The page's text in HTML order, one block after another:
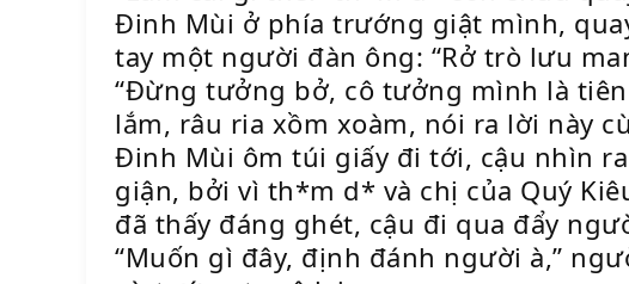
Đinh Mùi ở phía trướng giật mình,
tay một người đàn ông: “Rở trò lưu
“Đừng tưởng bở, cô tưởng mình là
lắm, râu ria xồm xoàm, nói ra lời này
Đinh Mùi ôm túi giấy đi tới, cậu nhìn
giận, bởi vì th*m d* và chị của Quý
đã thấy đáng ghét, cậu đi qua đẩy
“Muốn gì đây, định đánh người à,”